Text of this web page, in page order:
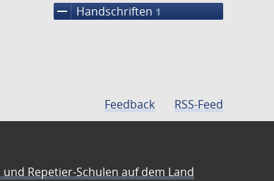
remove Handschriften 1
Feedback RSS-Feed
Repetier-Schulen auf dem Land